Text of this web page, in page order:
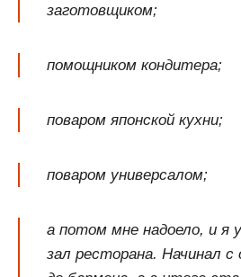
заготовщиком;
помощником кондитера;
поваром японской кухни;
поваром универсалом;
а потом мне надоело, и я
зал ресторана. Начинал